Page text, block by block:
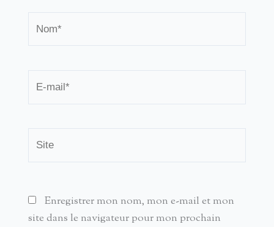
mail*
Enregistrer mon nom, mon e-mail et mon
site dans le navigateur pour mon prochain